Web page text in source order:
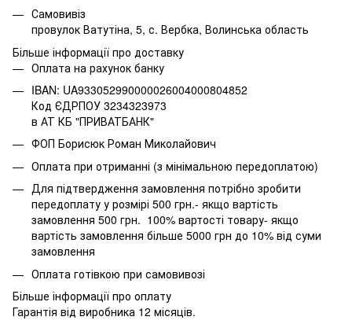
Самовивіз
провулок Ватутіна, 5, с. Вербка, Волинська область
Більше інформації про доставку
Оплата на рахунок банку
IBAN: UA933052990000026004000804852
Код ЄДРПОУ 3234323973
в АТ КБ "ПРИВАТБАНК"
ФОП Борисюк Роман Миколайович
Оплата при отриманні (з мінімальною передоплатою)
Для підтвердження замовлення потрібно зробити
передоплату у розмірі 500 грн.- якщо вартість
замовлення 500 грн. 100% вартості товару- якщо
вартість замовлення більше 5000 грн до 10% від суми
замовлення
Оплата готівкою при самовивозі
Більше інформації про оплату
Гарантія від виробника 12 місяців.